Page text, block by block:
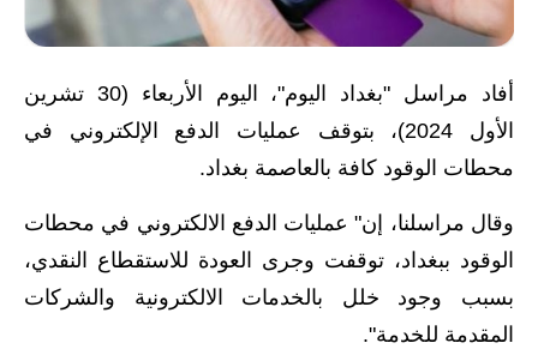
الاخبار السياسية
الاخبار الامنية
الاخبار الاقتصادية
المدارس
اخبار وقرارات وزارة التربية
أفاد مراسل "بغداد اليوم"، اليوم الأربعاء (30 تشرين
الأول 2024)، بتوقف عمليات الدفع الإلكتروني في
محطات الوقود كافة بالعاصمة بغداد.
وقال مراسلنا، إن" عمليات الدفع الالكتروني في محطات
الوقود ببغداد، توقفت وجرى العودة للاستقطاع النقدي،
بسبب وجود خلل بالخدمات الالكترونية والشركات
المقدمة للخدمة".